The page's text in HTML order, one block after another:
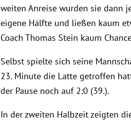
weiten Anreise wurden sie dann
eigene Hälfte und ließen kaum
Coach Thomas Stein kaum
Selbst spielte sich seine
23. Minute die Latte getroffen
der Pause noch auf 2:0 (39.).
In der zweiten Halbzeit zeigten